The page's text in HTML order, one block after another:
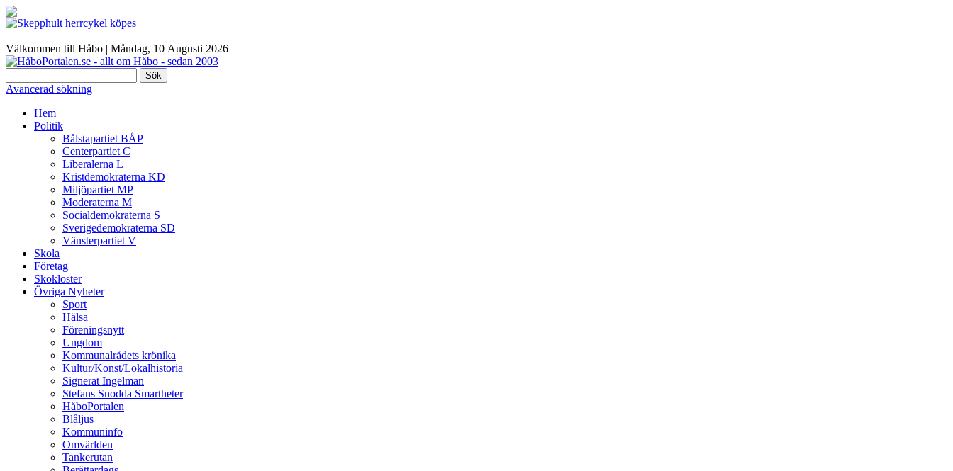
Välkommen till Håbo | Måndag, 10 Αugusti 2026
Sök
Avancerad sökning
Hem
Politik
Bålstapartiet BÅP
Centerpartiet C
Liberalerna L
Kristdemokraterna KD
Miljöpartiet MP
Moderaterna M
Socialdemokraterna S
Sverigedemokraterna SD
Vänsterpartiet V
Skola
Företag
Skokloster
Övriga Nyheter
Sport
Hälsa
Föreningsnytt
Ungdom
Kommunalrådets krönika
Kultur/Konst/Lokalhistoria
Signerat Ingelman
Stefans Snodda Smartheter
HåboPortalen
Blåljus
Kommuninfo
Omvärlden
Tankerutan